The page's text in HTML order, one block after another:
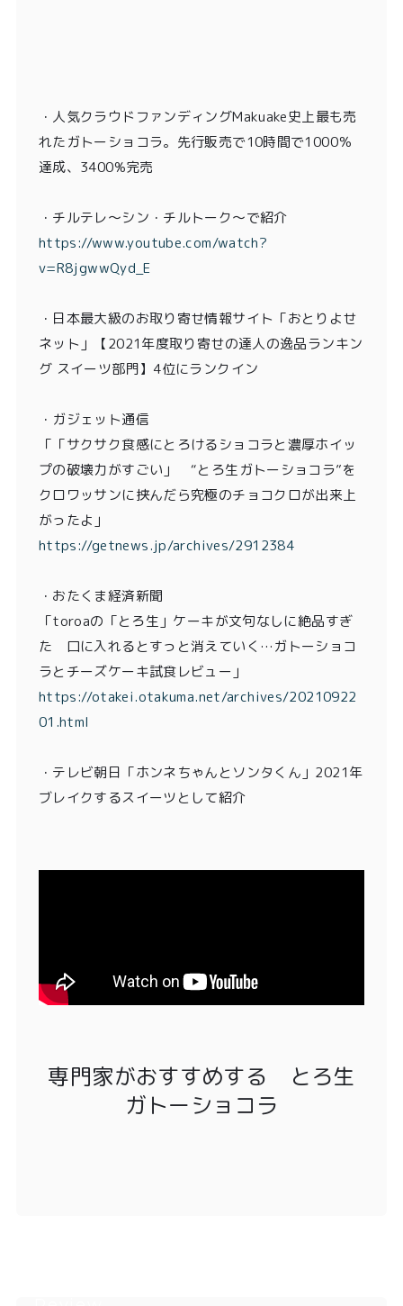
・ 人気クラウドファンディングMakuake史上最も売
れたガトーショコラ。先行販売で10時間で1000％
達成、3400%完売
・チルテレ〜シン・チルトーク〜で紹介
https://www.youtube.com/watch?
v=R8jgwwQyd_E
・日本最大級のお取り寄せ情報サイト「おとりよせ
ネット」【2021年度取り寄せの達人の逸品ランキン
グ スイーツ部門】4位にランクイン
・ガジェット通信
「「サクサク食感にとろけるショコラと濃厚ホイッ
プの破壊力がすごい」 “とろ生ガトーショコラ”を
クロワッサンに挟んだら究極のチョコクロが出来上
がったよ」
https://getnews.jp/archives/2912384
・おたくま経済新聞
「toroaの「とろ生」ケーキが文句なしに絶品すぎ
た 口に入れるとすっと消えていく…ガトーショコ
ラとチーズケーキ試食レビュー」
https://otakei.otakuma.net/archives/20210922
01.html
・ テレビ朝日「ホンネちゃんとソンタくん」2021年
ブレイクするスイーツとして紹介
専門家がおすすめする とろ生
ガトーショコラ